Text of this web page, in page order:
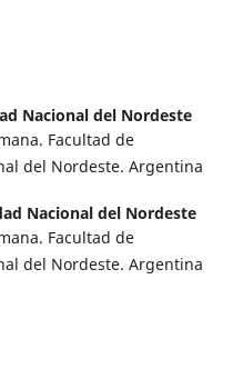
Nacional del Nordeste
Facultad de
del Nordeste. Argentina
Nacional del Nordeste
Facultad de
del Nordeste. Argentina